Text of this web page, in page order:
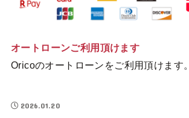
オートローンご利用頂けます
Oricoのオートローンをご利用頂けます。
2026.01.20